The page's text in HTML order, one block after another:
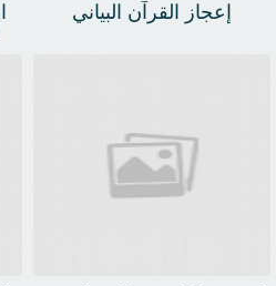
إعجاز القرآن البياني